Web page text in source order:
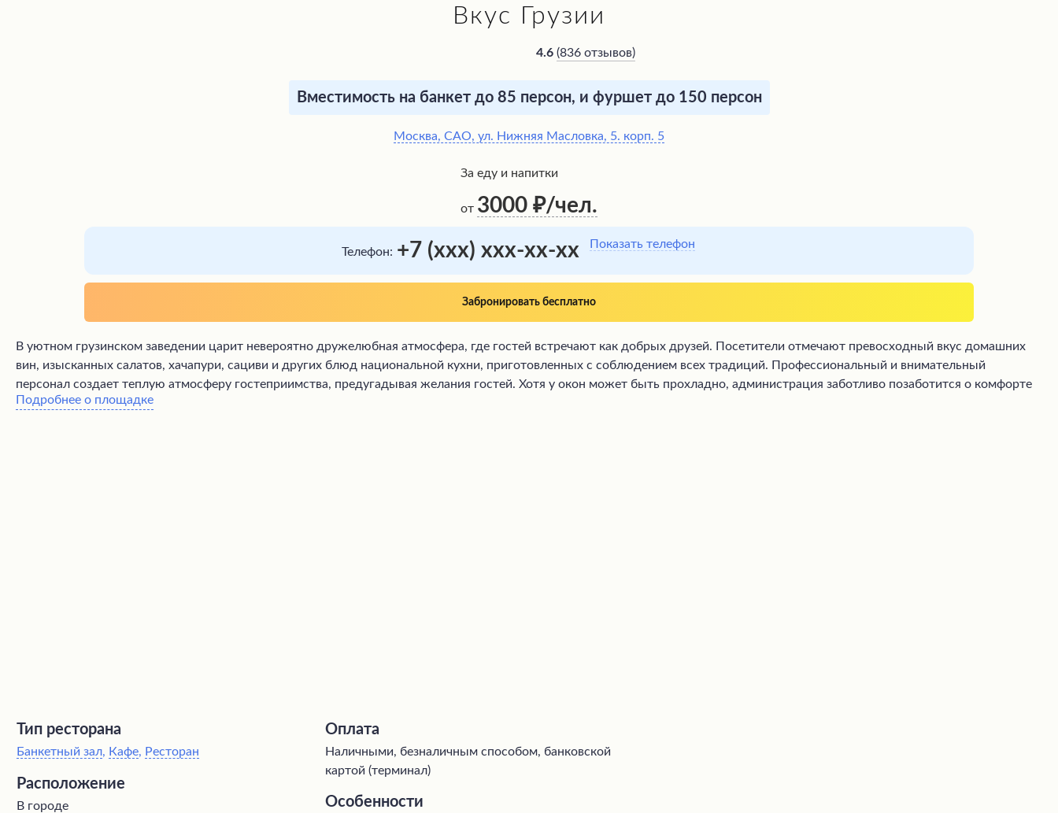
Вкус Грузии
4.6 (836 отзывов)
Вместимость на банкет до 85 персон, и фуршет до 150 персон
Москва, САО, ул. Нижняя Масловка, 5. корп. 5
За еду и напитки
от 3000 /чел.
Телефон: +7 (xxx) xxx-xx-xx Показать телефон
Забронировать бесплатно
В уютном грузинском заведении царит невероятно дружелюбная атмосфера, где гостей встречают как добрых друзей. Посетители отмечают превосходный вкус домашних
вин, изысканных салатов, хачапури, сациви и других блюд национальной кухни, приготовленных с соблюдением всех традиций. Профессиональный и внимательный
персонал создает теплую атмосферу гостеприимства, предугадывая желания гостей. Хотя у окон может быть прохладно, администрация заботливо позаботится о комфорте
посетителей, предложив им пледы или даже собственные шарфы сотрудников.
Подробнее о площадке
Тип ресторана
Банкетный зал, Кафе, Ресторан
Расположение
В городе
Оплата
Наличными, безналичным способом, банковской
картой (терминал)
Особенности